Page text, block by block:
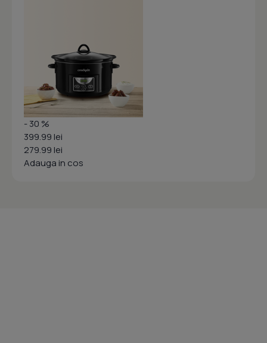
- 30 %
399.99 lei
279.99 lei
Adauga in cos